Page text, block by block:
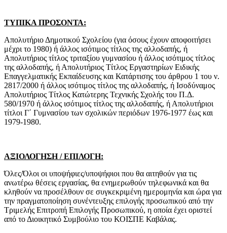
ΤΥΠΙΚΑ ΠΡΟΣΟΝΤΑ:
Απολυτήριο Δημοτικού Σχολείου (για όσους έχουν αποφοιτήσει
μέχρι το 1980) ή άλλος ισότιμος τίτλος της αλλοδαπής, ή
Απολυτήριος τίτλος τριταξίου γυμνασίου ή άλλος ισότιμος τίτλος
της αλλοδαπής, ή Απολυτήριος Τίτλος Εργαστηρίων Ειδικής
Επαγγελματικής Εκπαίδευσης και Κατάρτισης του άρθρου 1 του ν.
2817/2000 ή άλλος ισότιμος τίτλος της αλλοδαπής, ή Ισοδύναμος
Απολυτήριος Τίτλος Κατώτερης Τεχνικής Σχολής του Π.Δ.
580/1970 ή άλλος ισότιμος τίτλος της αλλοδαπής, ή Απολυτήριοι
τίτλοι Γ΄ Γυμνασίου των σχολικών περιόδων 1976-1977 έως και
1979-1980.
ΑΞΙΟΛΟΓΗΣΗ / ΕΠΙΛΟΓΗ:
Όλες/Όλοι οι υποψήφιες/υποψήφιοι που θα αιτηθούν για τις
ανωτέρω θέσεις εργασίας, θα ενημερωθούν τηλεφωνικά και θα
κληθούν να προσέλθουν σε συγκεκριμένη ημερομηνία και ώρα για
την πραγματοποίηση συνέντευξης επιλογής προσωπικού από την
Τριμελής Επιτροπή Επιλογής Προσωπικού, η οποία έχει οριστεί
από το Διοικητικό Συμβούλιο του ΚΟΙΣΠΕ Καβάλας.